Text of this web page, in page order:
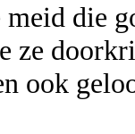
meid die
ze
ook